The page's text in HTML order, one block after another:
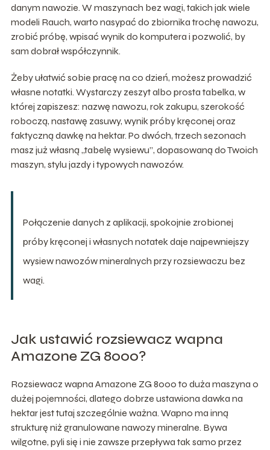
danym nawozie. W maszynach bez wagi, takich jak wiele
modeli Rauch, warto nasypać do zbiornika trochę nawozu,
zrobić próbę, wpisać wynik do komputera i pozwolić, by
sam dobrał współczynnik.
Żeby ułatwić sobie pracę na co dzień, możesz prowadzić
własne notatki. Wystarczy zeszyt albo prosta tabelka, w
której zapiszesz: nazwę nawozu, rok zakupu, szerokość
roboczą, nastawę zasuwy, wynik próby kręconej oraz
faktyczną dawkę na hektar. Po dwóch, trzech sezonach
masz już własną „tabelę wysiewu”, dopasowaną do Twoich
maszyn, stylu jazdy i typowych nawozów.
Połączenie danych z aplikacji, spokojnie zrobionej
próby kręconej i własnych notatek daje najpewniejszy
wysiew nawozów mineralnych przy rozsiewaczu bez
wagi.
Jak ustawić rozsiewacz wapna
Amazone ZG 8000?
Rozsiewacz wapna Amazone ZG 8000 to duża maszyna o
dużej pojemności, dlatego dobrze ustawiona dawka na
hektar jest tutaj szczególnie ważna. Wapno ma inną
strukturę niż granulowane nawozy mineralne. Bywa
wilgotne, pyli się i nie zawsze przepływa tak samo przez